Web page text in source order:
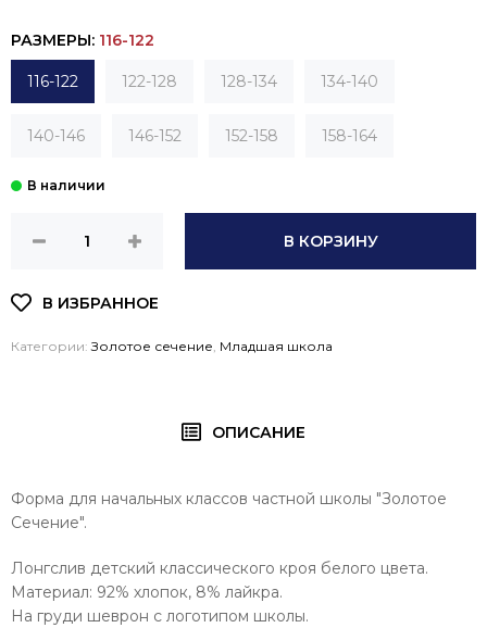
РАЗМЕРЫ: 116-122
116-122 122-128 128-134 134-140
140-146 146-152 152-158 158-164
В КОРЗИНУ
Категории:Золотое сечение Младшая школа
ОПИСАНИЕ
Форма для начальных классов частной школы "Золотое
Сечение".
Лонгслив детский классического кроя белого цвета.
Материал: 92% хлопок, 8% лайкра.
На груди шеврон с логотипом школы.